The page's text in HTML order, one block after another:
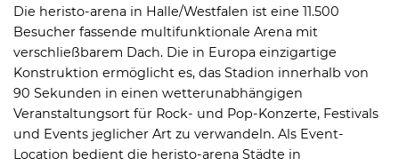
Die heristo-arena in Halle/Westfalen ist eine 11.500
Besucher fassende multifunktionale Arena mit
verschließbarem Dach. Die in Europa einzigartige
Konstruktion ermöglicht es, das Stadion innerhalb von
90 Sekunden in einen wetterunabhängigen
Veranstaltungsort für Rock- und Pop-Konzerte, Festivals
und Events jeglicher Art zu verwandeln. Als Event-
Location bedient die heristo-arena Städte in